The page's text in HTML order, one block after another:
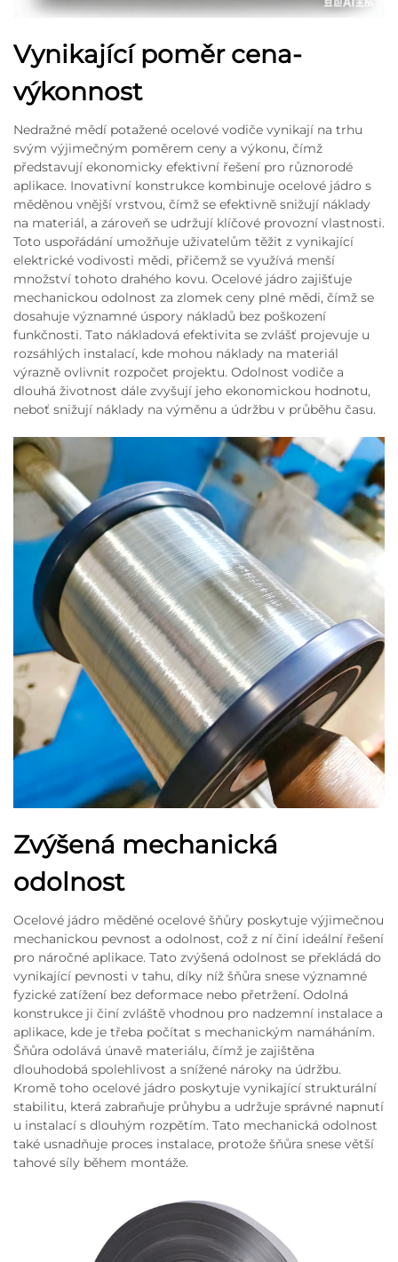
Vynikající poměr cena-
výkonnost
Nedražné mědí potažené ocelové vodiče vynikají na trhu
svým výjimečným poměrem ceny a výkonu, čímž
představují ekonomicky efektivní řešení pro různorodé
aplikace. Inovativní konstrukce kombinuje ocelové jádro s
měděnou vnější vrstvou, čímž se efektivně snižují náklady
na materiál, a zároveň se udržují klíčové provozní vlastnosti.
Toto uspořádání umožňuje uživatelům těžit z vynikající
elektrické vodivosti mědi, přičemž se využívá menší
množství tohoto drahého kovu. Ocelové jádro zajišťuje
mechanickou odolnost za zlomek ceny plné mědi, čímž se
dosahuje významné úspory nákladů bez poškození
funkčnosti. Tato nákladová efektivita se zvlášť projevuje u
rozsáhlých instalací, kde mohou náklady na materiál
výrazně ovlivnit rozpočet projektu. Odolnost vodiče a
dlouhá životnost dále zvyšují jeho ekonomickou hodnotu,
neboť snižují náklady na výměnu a údržbu v průběhu času.
Zvýšená mechanická
odolnost
Ocelové jádro měděné ocelové šňůry poskytuje výjimečnou
mechanickou pevnost a odolnost, což z ní činí ideální řešení
pro náročné aplikace. Tato zvýšená odolnost se překládá do
vynikající pevnosti v tahu, díky níž šňůra snese významné
fyzické zatížení bez deformace nebo přetržení. Odolná
konstrukce ji činí zvláště vhodnou pro nadzemní instalace a
aplikace, kde je třeba počítat s mechanickým namáháním.
Šňůra odolává únavě materiálu, čímž je zajištěna
dlouhodobá spolehlivost a snížené nároky na údržbu.
Kromě toho ocelové jádro poskytuje vynikající strukturální
stabilitu, která zabraňuje průhybu a udržuje správné napnutí
u instalací s dlouhým rozpětím. Tato mechanická odolnost
také usnadňuje proces instalace, protože šňůra snese větší
tahové síly během montáže.